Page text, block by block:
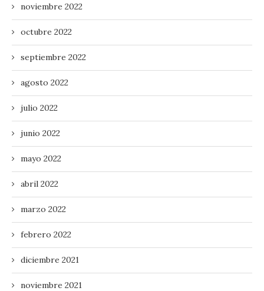
noviembre 2022
octubre 2022
septiembre 2022
agosto 2022
julio 2022
junio 2022
mayo 2022
abril 2022
marzo 2022
febrero 2022
diciembre 2021
noviembre 2021